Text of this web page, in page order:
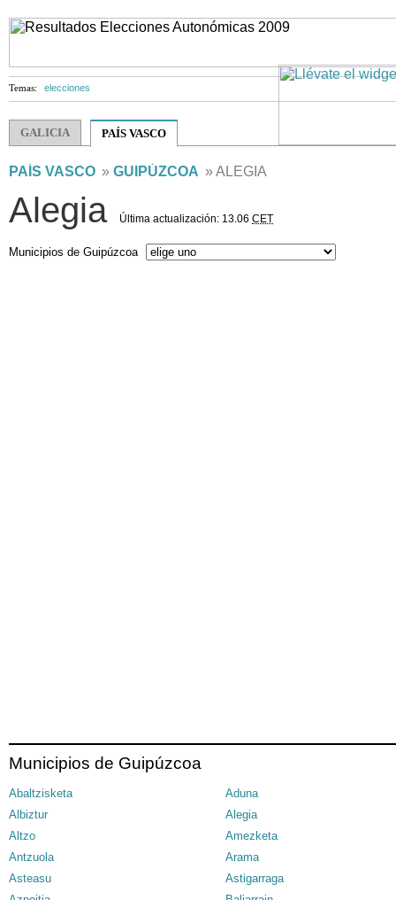
Temas: elecciones
GALICIA PAÍS VASCO
PAÍS VASCO » GUIPÚZCOA » ALEGIA
Alegia Última actualización: 13.06 CET
Municipios de Guipúzcoa
Municipios de Guipúzcoa
Abaltzisketa
Aduna
Albiztur
Alegia
Altzo
Amezketa
Antzuola
Arama
Asteasu
Astigarraga